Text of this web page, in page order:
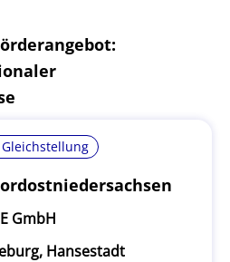
GmbH
Hansestadt